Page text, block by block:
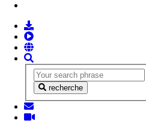
recherche